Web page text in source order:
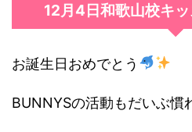
12月4日和歌山校キ
お誕生日おめでとう
BUNNYSの活動もだいぶ慣